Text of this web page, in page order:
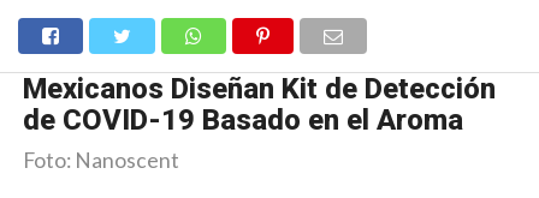
Mexicanos Diseñan Kit de Detección
de COVID-19 Basado en el Aroma
Foto: Nanoscent